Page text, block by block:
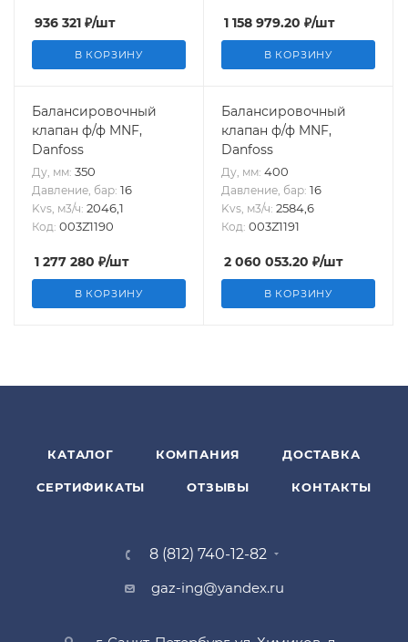
936 321 ₽/шт
В КОРЗИНУ
1 158 979.20 ₽/шт
В КОРЗИНУ
Балансировочный
клапан ф/ф MNF,
Danfoss
Ду, мм: 350
Давление, бар: 16
Kvs, м3/ч: 2046,1
Код: 003Z1190
1 277 280 ₽/шт
В КОРЗИНУ
Балансировочный
клапан ф/ф MNF,
Danfoss
Ду, мм: 400
Давление, бар: 16
Kvs, м3/ч: 2584,6
Код: 003Z1191
2 060 053.20 ₽/шт
В КОРЗИНУ
КАТАЛОГ КОМПАНИЯ ДОСТАВКА
СЕРТИФИКАТЫ ОТЗЫВЫ КОНТАКТЫ
8 (812) 740-12-82
gaz-ing@yandex.ru